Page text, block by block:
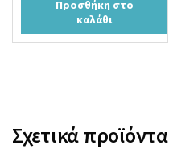
was:
τιμή
Προσθήκη στο
καλάθι
Σχετικά προϊόντα